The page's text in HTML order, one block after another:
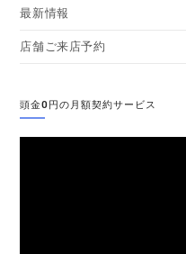
最新情報
店舗ご来店予約
頭金0円の月額契約サービス